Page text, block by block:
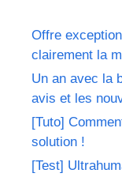
Offre
clairement la
Un an avec la
avis et les
[Tuto]
solution !
[Test]